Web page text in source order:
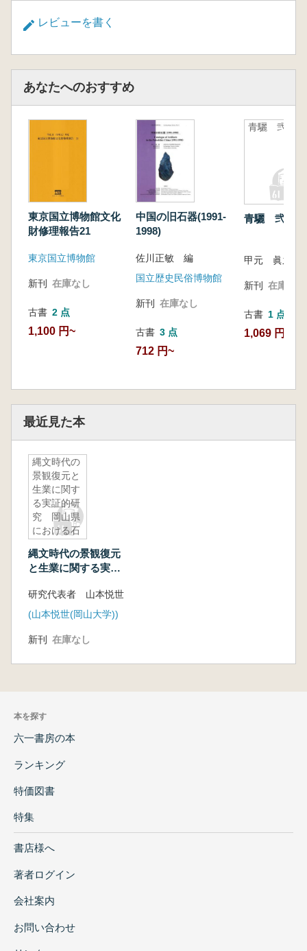
レビューを書く
あなたへのおすすめ
東京国立博物館文化
財修理報告21
東京国立博物館
新刊 在庫なし
古書 2 点
1,100 円~
中国の旧石器(1991-
1998)
佐川正敏 編
国立歴史民俗博物館
新刊 在庫なし
古書 3 点
712 円~
青驪 弐
青驪 弐
甲元 眞之
新刊 在庫なし
古書 1 点
1,069 円
最近見た本
縄文時代の
景観復元と
生業に関す
る実証的研
究 岡山県
における石
体(種子)の
集成
縄文時代の景観復元
と生業に関する実証
ける石器・植物遺体
(種子)の集成
研究代表者 山本悦世
(山本悦世(岡山大学))
新刊 在庫なし
本を探す
六一書房の本
ランキング
特価図書
特集
書店様へ
著者ログイン
会社案内
お問い合わせ